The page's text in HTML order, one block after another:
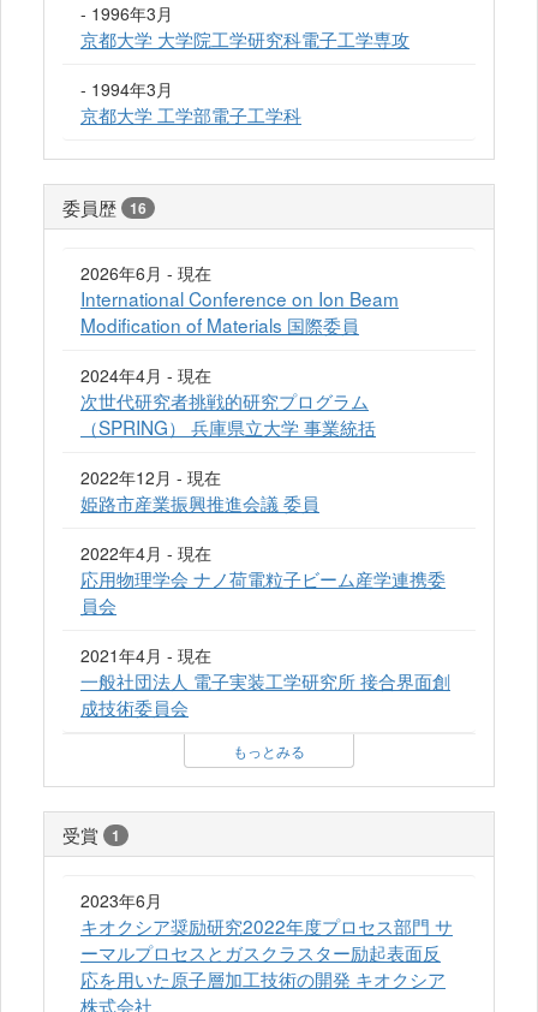
- 1996年3月
京都大学 大学院工学研究科電子工学専攻
- 1994年3月
京都大学 工学部電子工学科
委員歴 16
2026年6月 - 現在
International Conference on Ion Beam
Modification of Materials 国際委員
2024年4月 - 現在
次世代研究者挑戦的研究プログラム
（SPRING） 兵庫県立大学 事業統括
2022年12月 - 現在
姫路市産業振興推進会議 委員
2022年4月 - 現在
応用物理学会 ナノ荷電粒子ビーム産学連携委
員会
2021年4月 - 現在
一般社団法人 電子実装工学研究所 接合界面創
成技術委員会
もっとみる
受賞 1
2023年6月
キオクシア奨励研究2022年度プロセス部門 サ
ーマルプロセスとガスクラスター励起表面反
応を用いた原子層加工技術の開発 キオクシア
株式会社